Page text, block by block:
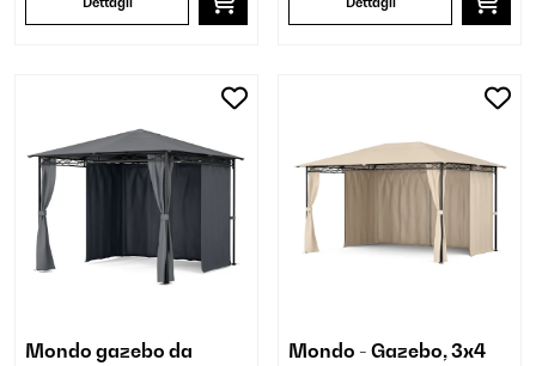
Mondo gazebo da
Mondo - Gazebo, 3x4